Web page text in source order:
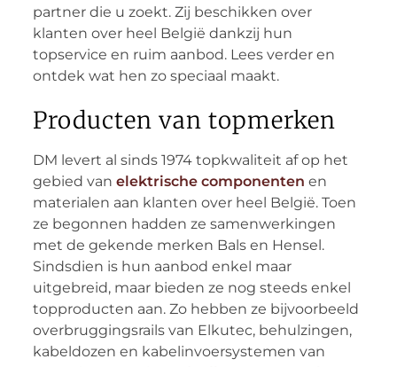
partner die u zoekt. Zij beschikken over
klanten over heel België dankzij hun
topservice en ruim aanbod. Lees verder en
ontdek wat hen zo speciaal maakt.
Producten van topmerken
DM levert al sinds 1974 topkwaliteit af op het
gebied van elektrische componenten en
materialen aan klanten over heel België. Toen
ze begonnen hadden ze samenwerkingen
met de gekende merken Bals en Hensel.
Sindsdien is hun aanbod enkel maar
uitgebreid, maar bieden ze nog steeds enkel
topproducten aan. Zo hebben ze bijvoorbeeld
overbruggingsrails van Elkutec, behulzingen,
kabeldozen en kabelinvoersystemen van